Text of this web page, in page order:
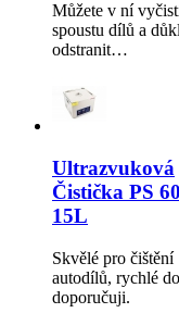
Můžete v ní
spoustu dílů a
odstranit…
Ultrazvuková
Čistička PS
15L
Skvělé pro čištění
autodílů, rychlé
doporučuji.